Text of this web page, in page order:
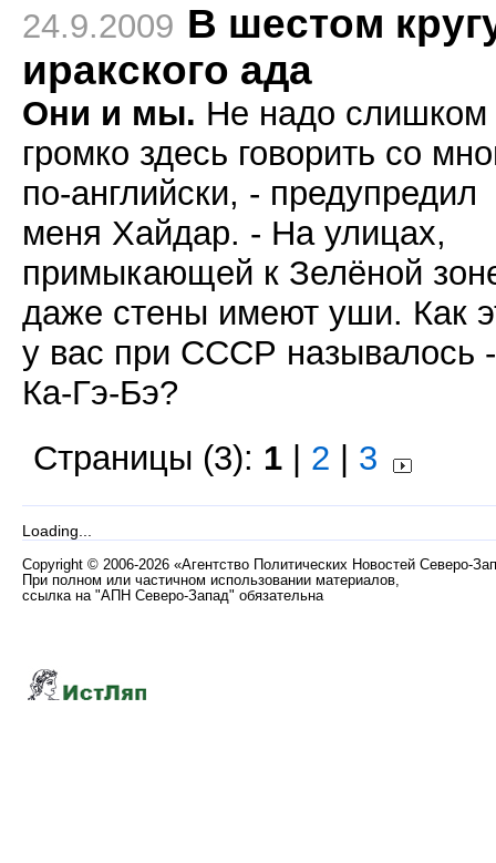
24.9.2009 В шестом
иракского ада
Они и мы. Не надо слишком
громко здесь говорить со
по-английски, - предупредил
меня Хайдар. - На улицах,
примыкающей к Зелёной
даже стены имеют уши. Как
у вас при СССР называлось -
Ка-Гэ-Бэ?
Страницы (3): 1 | 2 | 3
Loading...
Copyright © 2006-2026 «Агентство Политических Новостей Северо-
При полном или частичном использовании материалов,
ссылка на "АПН Северо-Запад" обязательна